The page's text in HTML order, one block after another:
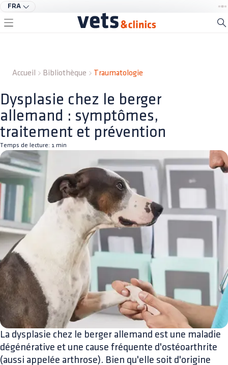
FRA
Accueil Bibliothèque Traumatologie
Dysplasie chez le berger
allemand : symptômes,
traitement et prévention
Temps de lecture: 1 min
La dysplasie chez le berger allemand est une maladie
dégénérative et une cause fréquente d'ostéoarthrite
(aussi appelée arthrose). Bien qu'elle soit d'origine